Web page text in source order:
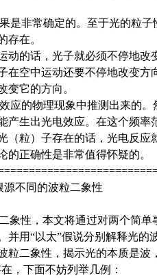
非常确定的。至于光的粒子
存在。
的话，光子就必须不停地改
在空中运动还要不停地改变
变它的方向。
的物理现象中推测出来的。
产生出光电效应。在这个频率
（粒）子存在的话，光电反应
的正确性是非常值得怀疑的。
不同的波粒二象性
象性，本文将通过对两个简
并用“以太”假说分别解释光
粒二象性，揭示光的本质是波
，下面不妨列举几例：